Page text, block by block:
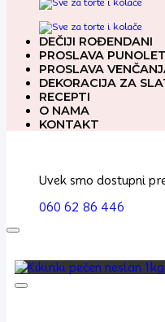
DEČIJI ROĐENDANI
PROSLAVA
PROSLAVA
DEKORACIJA ZA
RECEPTI
O NAMA
KONTAKT
Uvek smo dostupni
060 62 86 446